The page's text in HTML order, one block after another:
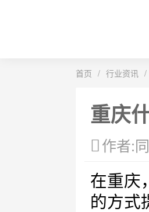
首页 / 行业资讯 /
重庆
作者:
在重庆
的方式